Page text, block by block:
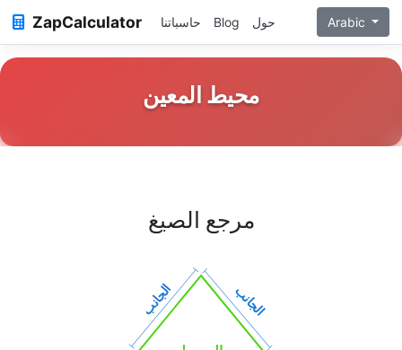
ZapCalculator حاسباتنا Blog حول Arabic
محيط المعين
مرجع الصيغ
الجانب الجانب